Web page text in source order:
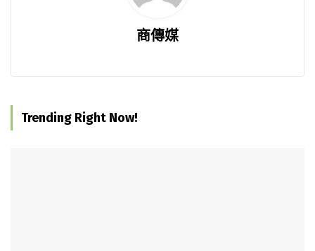
商傳媒
Trending Right Now!